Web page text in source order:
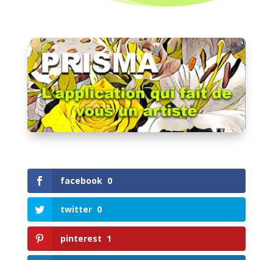
facebook 0
twitter 0
pinterest 1